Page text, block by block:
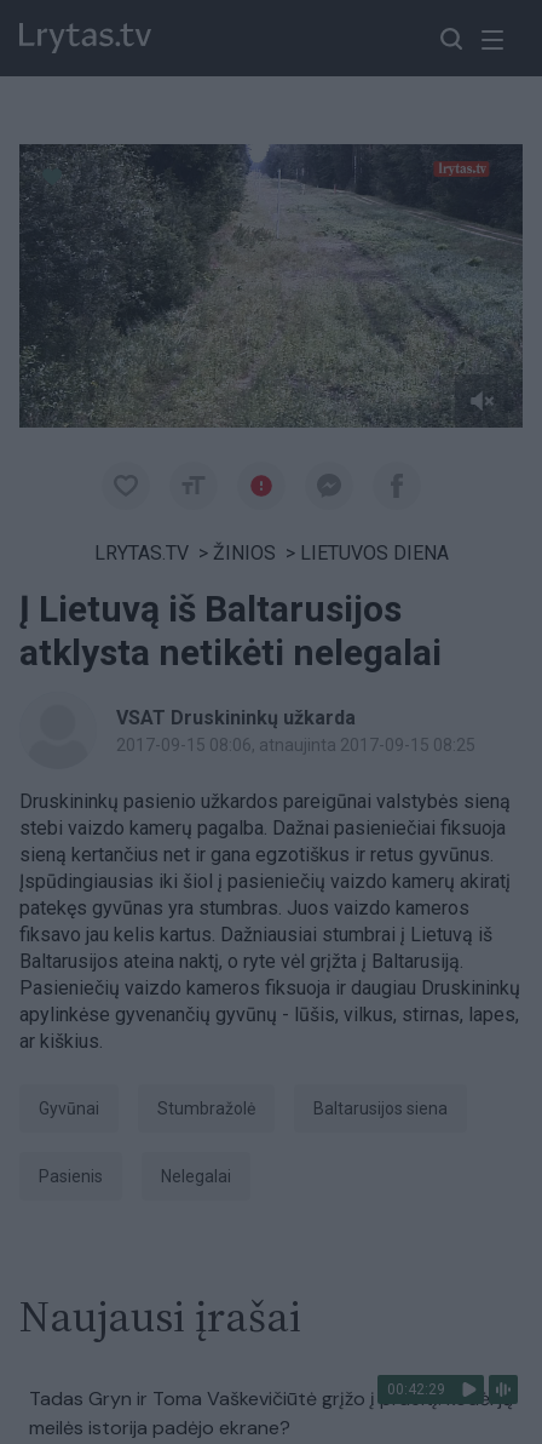
Paremkite Ukrainą
LRYTAS.TV > ŽINIOS > LIETUVOS DIENA
Į Lietuvą iš Baltarusijos
atklysta netikėti nelegalai
VSAT Druskininkų užkarda
2017-09-15 08:06, atnaujinta 2017-09-15 08:25
Druskininkų pasienio užkardos pareigūnai valstybės sieną
stebi vaizdo kamerų pagalba. Dažnai pasieniečiai fiksuoja
sieną kertančius net ir gana egzotiškus ir retus gyvūnus.
Įspūdingiausias iki šiol į pasieniečių vaizdo kamerų akiratį
patekęs gyvūnas yra stumbras. Juos vaizdo kameros
fiksavo jau kelis kartus. Dažniausiai stumbrai į Lietuvą iš
Baltarusijos ateina naktį, o ryte vėl grįžta į Baltarusiją.
Pasieniečių vaizdo kameros fiksuoja ir daugiau Druskininkų
apylinkėse gyvenančių gyvūnų - lūšis, vilkus, stirnas, lapes,
ar kiškius.
Gyvūnai stumbražolė Baltarusijos siena
Pasienis nelegalai
Naujausi įrašai
00:42:29
Tadas Gryn ir Toma Vaškevičiūtė grįžo į praeitį: kodėl jų
meilės istorija padėjo ekrane?